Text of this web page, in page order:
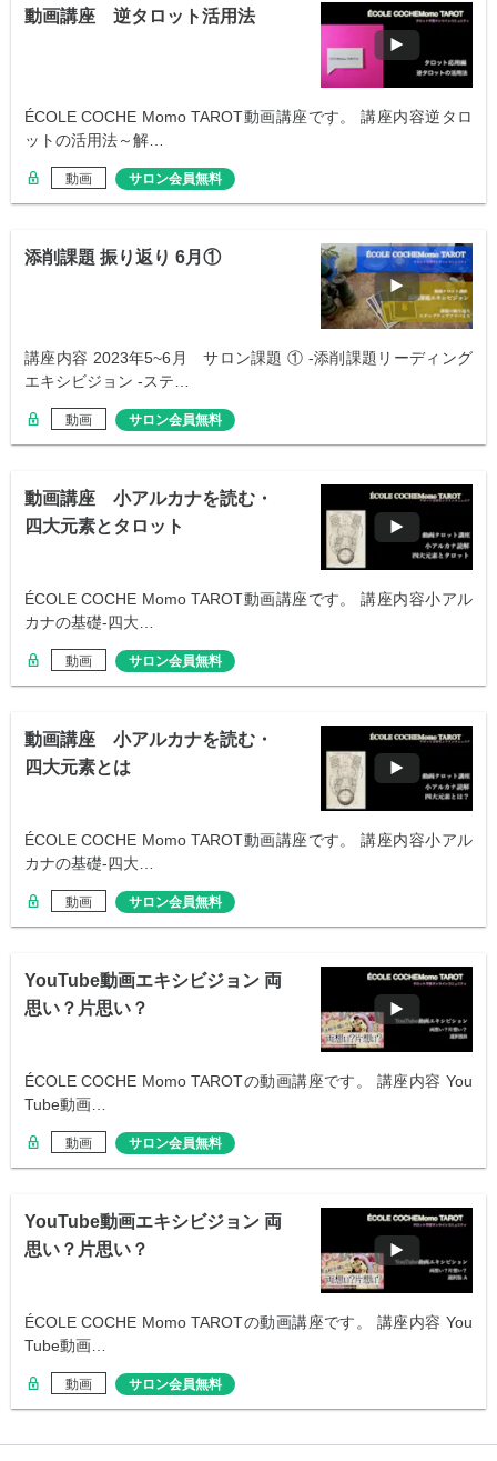
動画講座 逆タロット活用法
ÉCOLE COCHE Momo TAROT動画講座です。 講座内容逆タロ
ットの活用法～解…
動画 サロン会員無料
添削課題 振り返り 6月①
講座内容 2023年5~6月 サロン課題 ① -添削課題リーディング
エキシビジョン -ステ…
動画 サロン会員無料
動画講座 小アルカナを読む・
四大元素とタロット
ÉCOLE COCHE Momo TAROT動画講座です。 講座内容小アル
カナの基礎-四大…
動画 サロン会員無料
動画講座 小アルカナを読む・
四大元素とは
ÉCOLE COCHE Momo TAROT動画講座です。 講座内容小アル
カナの基礎-四大…
動画 サロン会員無料
YouTube動画エキシビジョン 両
思い？片思い？
ÉCOLE COCHE Momo TAROTの動画講座です。 講座内容 You
Tube動画…
動画 サロン会員無料
YouTube動画エキシビジョン 両
思い？片思い？
ÉCOLE COCHE Momo TAROTの動画講座です。 講座内容 You
Tube動画…
動画 サロン会員無料